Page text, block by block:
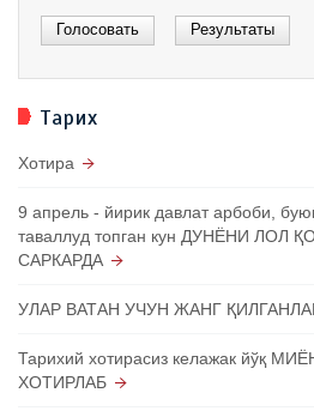
Тарих
Хотира
9 апрель - йирик давлат арбоби,
таваллуд топган кун ДУНЁНИ ЛОЛ
САРКАРДА
УЛАР ВАТАН УЧУН ЖАНГ
Тарихий хотирасиз келажак йўқ
ХОТИРЛАБ